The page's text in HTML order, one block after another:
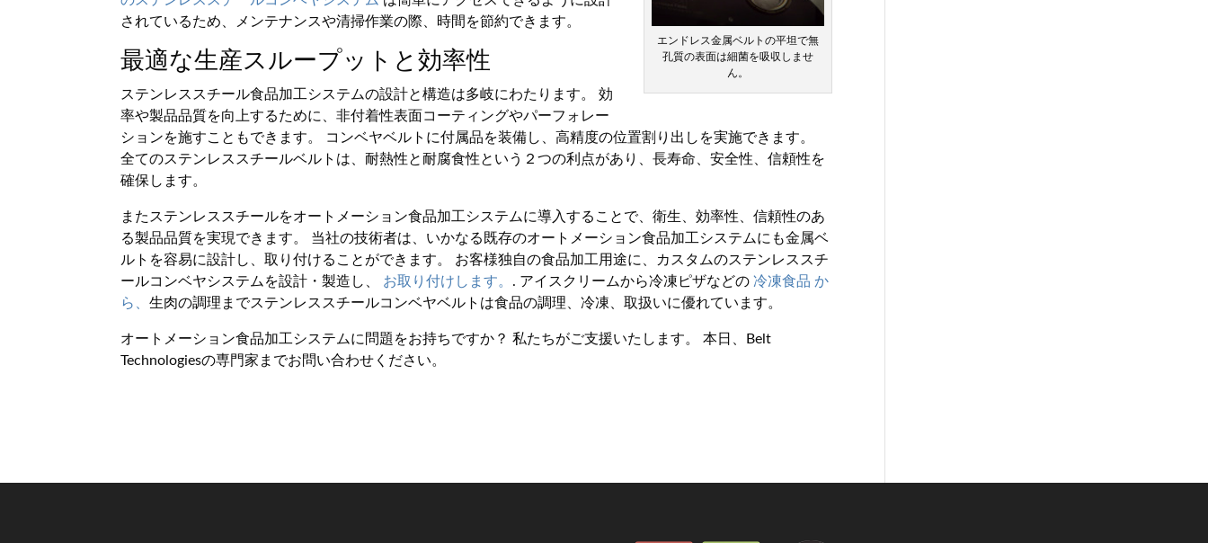
エンドレス金属ベルトの平坦で無
孔質の表面は細菌を吸収しませ
ん。
されているため、メンテナンスや清掃作業の際、時間を節約できます。
最適な生産スループットと効率性
ステンレススチール食品加工システムの設計と構造は多岐にわたります。 効
率や製品品質を向上するために、非付着性表面コーティングやパーフォレー
ションを施すこともできます。 コンベヤベルトに付属品を装備し、高精度の位置割り出しを実施できます。
全てのステンレススチールベルトは、耐熱性と耐腐食性という２つの利点があり、長寿命、安全性、信頼性を
確保します。
またステンレススチールをオートメーション食品加工システムに導入することで、衛生、効率性、信頼性のあ
る製品品質を実現できます。 当社の技術者は、いかなる既存のオートメーション食品加工システムにも金属ベ
ルトを容易に設計し、取り付けることができます。 お客様独自の食品加工用途に、カスタムのステンレススチ
ールコンベヤシステムを設計・製造し、 お取り付けします。 . アイスクリームから冷凍ピザなどの冷凍食品 か
ら、生肉の調理までステンレススチールコンベヤベルトは食品の調理、冷凍、取扱いに優れています。
オートメーション食品加工システムに問題をお持ちですか？ 私たちがご支援いたします。 本日、Belt
Technologiesの専門家までお問い合わせください。